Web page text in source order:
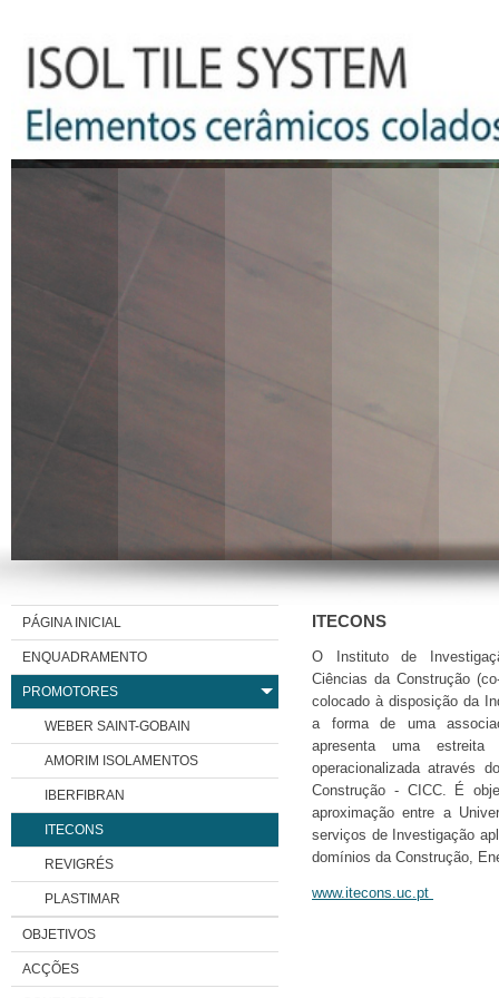
PÁGINA INICIAL
ENQUADRAMENTO
PROMOTORES
WEBER SAINT-GOBAIN
AMORIM ISOLAMENTOS
IBERFIBRAN
ITECONS
REVIGRÉS
PLASTIMAR
OBJETIVOS
ACÇÕES
ITECONS
O Instituto de
Ciências da Construção
colocado à disposição da
a forma de uma
apresenta uma
operacionalizada através
Construção - CICC. É
aproximação entre a
serviços de Investigação
domínios da Construção,
www.itecons.uc.pt